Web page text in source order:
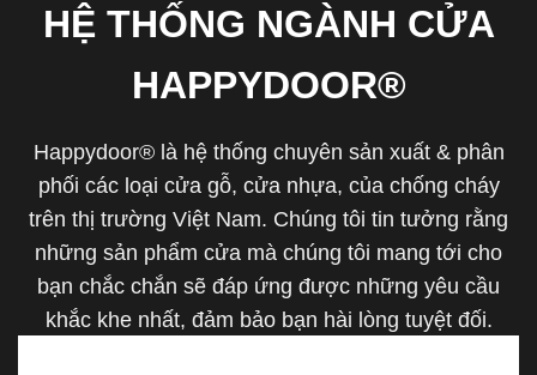
HỆ THỐNG NGÀNH CỬA
HAPPYDOOR®
Happydoor® là hệ thống chuyên sản xuất & phân
phối các loại cửa gỗ, cửa nhựa, của chống cháy
trên thị trường Việt Nam. Chúng tôi tin tưởng rằng
những sản phẩm cửa mà chúng tôi mang tới cho
bạn chắc chắn sẽ đáp ứng được những yêu cầu
khắc khe nhất, đảm bảo bạn hài lòng tuyệt đối.